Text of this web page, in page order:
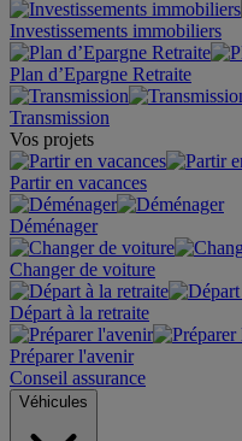
Investissements immobiliers
Plan d’Epargne Retraite
Transmission
Vos projets
Partir en vacances
Déménager
Changer de voiture
Départ à la retraite
Préparer l'avenir
Conseil assurance
Véhicules